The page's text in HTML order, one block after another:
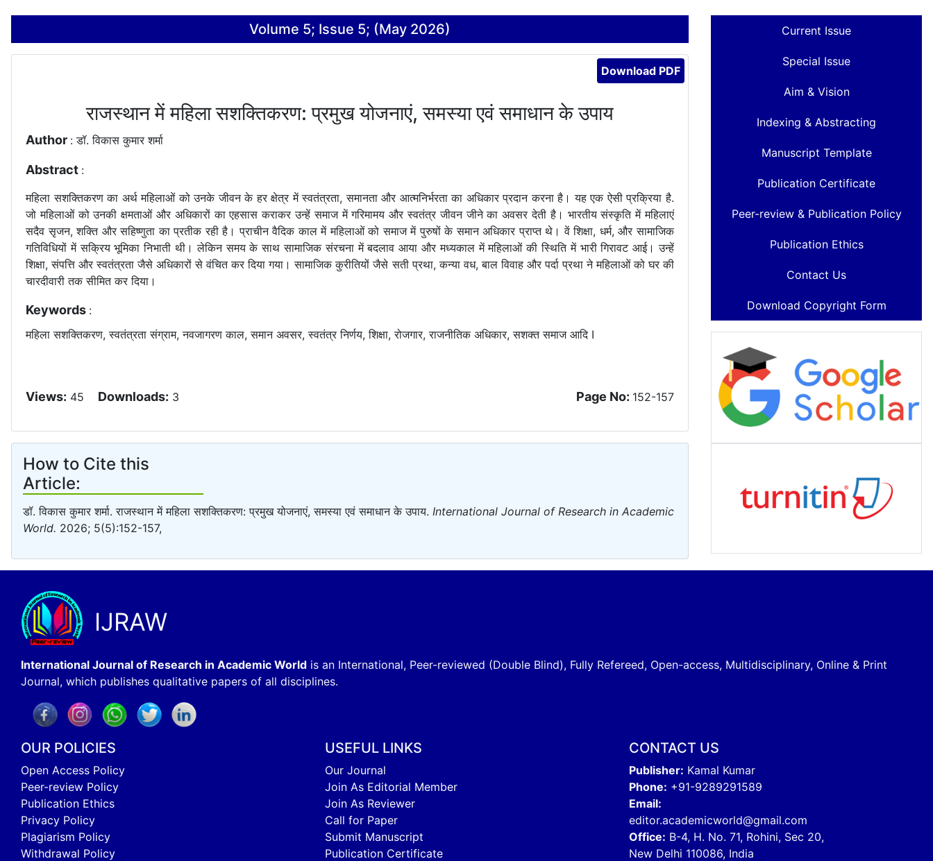
Volume 5; Issue 5; (May 2026)
Download PDF
राजस्थान में महिला सशक्तिकरण: प्रमुख योजनाएं, समस्या एवं समाधान के उपाय
Author : डॉ. विकास कुमार शर्मा
Abstract :
महिला सशक्तिकरण का अर्थ महिलाओं को उनके जीवन के हर क्षेत्र में स्वतंत्रता, समानता और आत्मनिर्भरता का अधिकार प्रदान करना है। यह एक ऐसी प्रक्रिया है.
जो महिलाओं को उनकी क्षमताओं और अधिकारों का एहसास कराकर उन्हें समाज में गरिमामय और स्वतंत्र जीवन जीने का अवसर देती है। भारतीय संस्कृति में महिलाएं
सदैव सृजन, शक्ति और सहिष्णुता का प्रतीक रही है। प्राचीन वैदिक काल में महिलाओं को समाज में पुरुषों के समान अधिकार प्राप्त थे। वें शिक्षा, धर्म, और सामाजिक
गतिविधियों में सक्रिय भूमिका निभाती थी। लेकिन समय के साथ सामाजिक संरचना में बदलाव आया और मध्यकाल में महिलाओं की स्थिति में भारी गिरावट आई। उन्हें
शिक्षा, संपत्ति और स्वतंत्रता जैसे अधिकारों से वंचित कर दिया गया। सामाजिक कुरीतियों जैसे सती प्रथा, कन्या वध, बाल विवाह और पर्दा प्रथा ने महिलाओं को घर की
चारदीवारी तक सीमित कर दिया।
Keywords :
महिला सशक्तिकरण, स्वतंत्रता संग्राम, नवजागरण काल, समान अवसर, स्वतंत्र निर्णय, शिक्षा, रोजगार, राजनीतिक अधिकार, सशक्त समाज आदि I
Views: 45 Downloads: 3 Page No: 152-157
How to Cite this
Article:
डॉ. विकास कुमार शर्मा. राजस्थान में महिला सशक्तिकरण: प्रमुख योजनाएं, समस्या एवं समाधान के उपाय. International Journal of Research in Academic
World. 2026; 5(5):152-157,
Current Issue
Special Issue
Aim & Vision
Indexing & Abstracting
Manuscript Template
Publication Certificate
Peer-review & Publication Policy
Publication Ethics
Contact Us
Download Copyright Form
IJRAW
International Journal of Research in Academic World is an International, Peer-reviewed (Double Blind), Fully Refereed, Open-access, Multidisciplinary, Online & Print
Journal, which publishes qualitative papers of all disciplines.
OUR POLICIES
Open Access Policy
Peer-review Policy
Publication Ethics
Privacy Policy
Plagiarism Policy
Withdrawal Policy
USEFUL LINKS
Our Journal
Join As Editorial Member
Join As Reviewer
Call for Paper
Submit Manuscript
Publication Certificate
CONTACT US
Publisher: Kamal Kumar
Phone: +91-9289291589
Email:
editor.academicworld@gmail.com
Office: B-4, H. No. 71, Rohini, Sec 20,
New Delhi 110086, India